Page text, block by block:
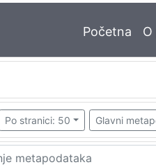
Početna
Po stranici: 50 Glavni